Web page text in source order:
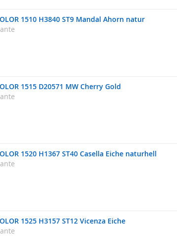
1510 H3840 ST9 Mandal Ahorn natur
1515 D20571 MW Cherry Gold
1520 H1367 ST40 Casella Eiche naturhell
1525 H3157 ST12 Vicenza Eiche